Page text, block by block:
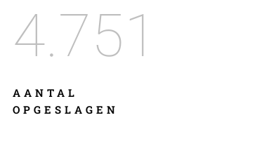
AANTAL
OPGESLAGEN
4.751